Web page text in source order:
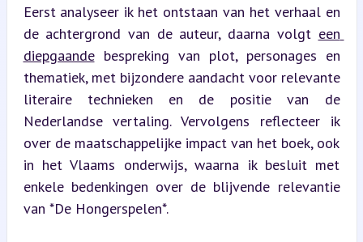
Eerst analyseer ik het ontstaan van het verhaal en
de achtergrond van de auteur, daarna volgt een
diepgaande bespreking van plot, personages en
thematiek, met bijzondere aandacht voor relevante
literaire technieken en de positie van de
Nederlandse vertaling. Vervolgens reflecteer ik
over de maatschappelijke impact van het boek, ook
in het Vlaams onderwijs, waarna ik besluit met
enkele bedenkingen over de blijvende relevantie
van *De Hongerspelen*.